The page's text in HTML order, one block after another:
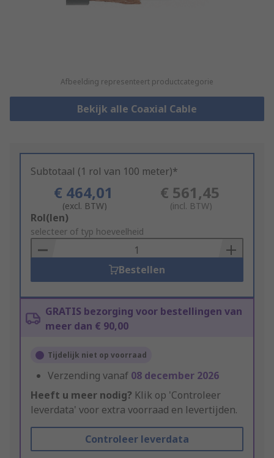
Afbeelding representeert productcategorie
Bekijk alle Coaxial Cable
Subtotaal (1 rol van 100 meter)*
€ 464,01
(excl. BTW)
€ 561,45
(incl. BTW)
Add
to
Basket
Rol(len)
selecteer of typ hoeveelheid
Bestellen
GRATIS bezorging voor bestellingen van
meer dan € 90,00
Tijdelijk niet op voorraad
Verzending vanaf 08 december 2026
Heeft u meer nodig? Klik op 'Controleer
leverdata' voor extra voorraad en levertijden.
Controleer leverdata